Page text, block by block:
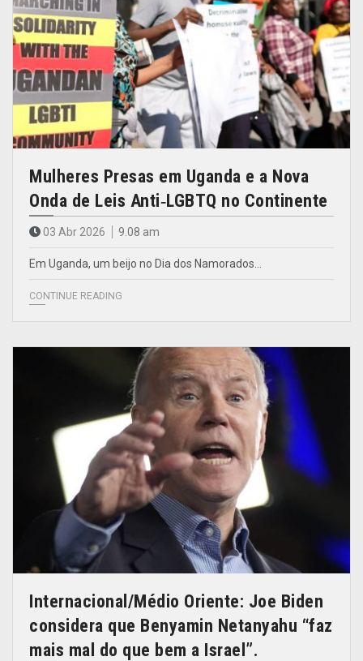
Mulheres Presas em Uganda e a Nova
Onda de Leis Anti‑LGBTQ no Continente
03 Abr 2026 9.08 am
Em Uganda, um beijo no Dia dos Namorados…
CONTINUE READING
Internacional/Médio Oriente: Joe Biden
considera que Benyamin Netanyahu “faz
mais mal do que bem a Israel”.